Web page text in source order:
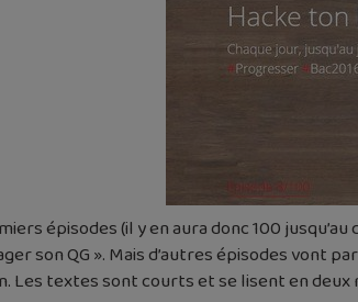
épisodes (il y en aura donc 100
son QG ». Mais d’autres épisodes vont
Les textes sont courts et se lisent en deux